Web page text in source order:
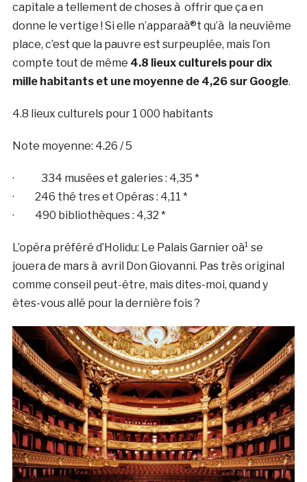
capitale a tellement de choses à offrir que ça en
donne le vertige ! Si elle n’apparaà®t qu’à la neuvième
place, c’est que la pauvre est surpeuplée, mais l’on
compte tout de même 4.8 lieux culturels pour dix
mille habitants et une moyenne de 4,26 sur Google.
4.8 lieux culturels pour 1 000 habitants
Note moyenne: 4.26 / 5
· 334 musées et galeries : 4,35 *
· 246 thé tres et Opéras : 4,11 *
· 490 bibliothèques : 4,32 *
L’opéra préféré d’Holidu: Le Palais Garnier oà¹ se
jouera de mars à avril Don Giovanni. Pas très original
comme conseil peut-être, mais dites-moi, quand y
êtes-vous allé pour la dernière fois ?